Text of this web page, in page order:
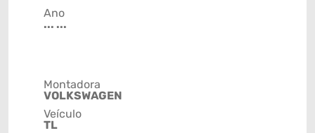
Ano
... ...
Montadora
VOLKSWAGEN
Veículo
TL